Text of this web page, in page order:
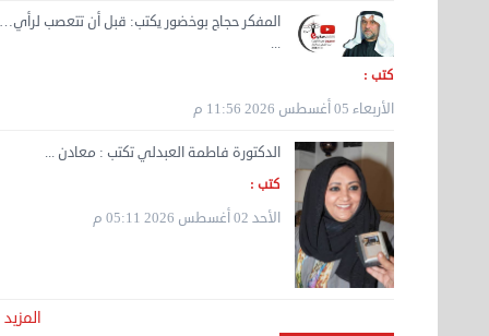
المفكر حجاج بوخضور يكتب: قبل أن تتعصب لرأي…
...
كتب :
الأربعاء 05 أغسطس 2026 11:56 م
الدكتورة فاطمة العبدلي تكتب : معادن ...
كتب :
الأحد 02 أغسطس 2026 05:11 م
المزيد